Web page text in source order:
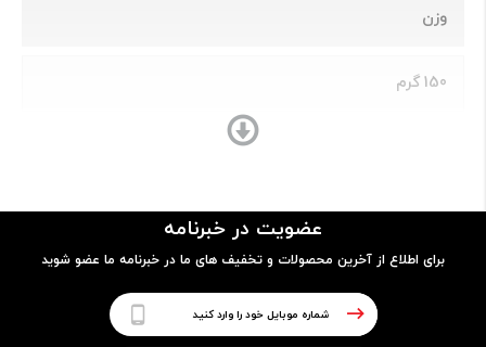
وزن
150 گرم
قاب پشتی از جنس پلاستیک
عضویت در خبرنامه
برای اطلاع از آخرین محصولات و تخفیف های ما در خبرنامه ما عضو شوید